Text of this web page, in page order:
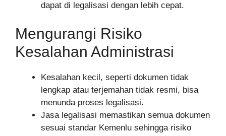
dapat di legalisasi dengan lebih cepat.
Mengurangi Risiko
Kesalahan Administrasi
Kesalahan kecil, seperti dokumen tidak
lengkap atau terjemahan tidak resmi, bisa
menunda proses legalisasi.
Jasa legalisasi memastikan semua dokumen
sesuai standar Kemenlu sehingga risiko